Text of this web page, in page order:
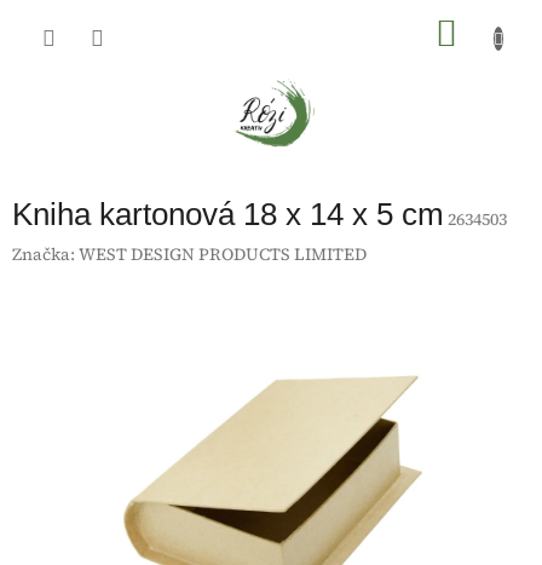
Kniha kartonová 18 x 14 x 5 cm 2634503
Značka: WEST DESIGN PRODUCTS LIMITED